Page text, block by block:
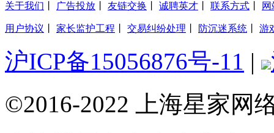
关于我们 广告投放 友链交换 诚聘英才 联系方式
用户协议 家长监护工程 交易纠纷处理 防沉迷系统 游
沪ICP备15056876号-11 |
©2016-2022 上海星家网